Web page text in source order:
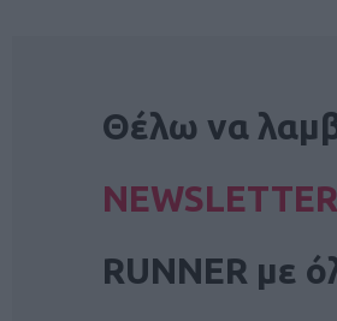
Θέλω να
NEWSLETTER
RUNNER με